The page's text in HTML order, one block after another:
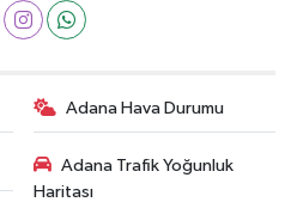
Adana Hava Durumu
Adana Trafik Yoğunluk
Haritası